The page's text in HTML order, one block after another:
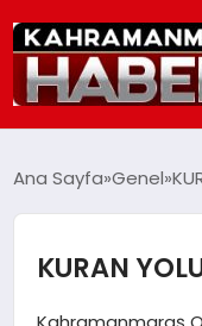
SIYASET
EĞITIM
Ana Sayfa Genel
KURAN